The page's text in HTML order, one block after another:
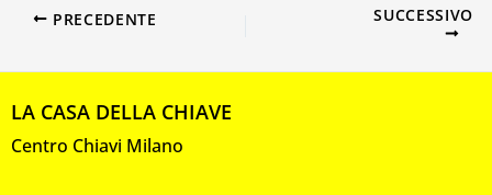
PRECEDENTE SUCCESSIVO
LA CASA DELLA CHIAVE
Centro Chiavi Milano